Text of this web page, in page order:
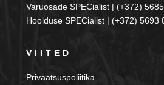
Varuosade SPECialist | (+372)
Hoolduse SPECialist | (+372) 5693
VIITED
Privaatsuspoliitika